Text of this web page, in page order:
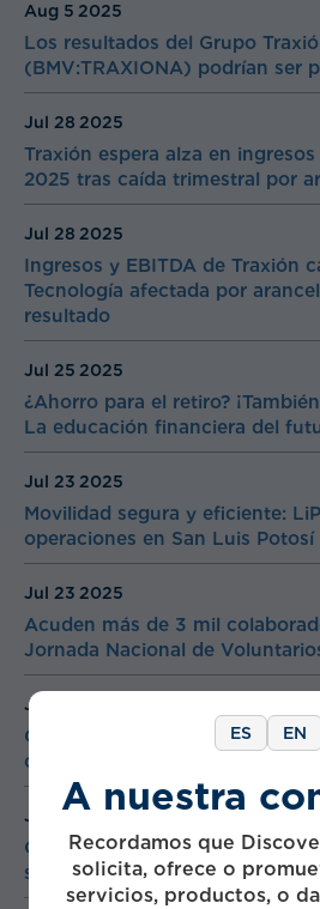
ES EN
A nuestra
Recordamos que
solicita, ofrece o
servicios, productos, o
Los resultados del Grupo
(BMV:TRAXIONA) podrían ser
Aug 5 2025
Traxión espera alza en ingresos
2025 tras caída trimestral por
Jul 28 2025
Ingresos y EBITDA de Traxión
Tecnología afectada por
resultado
Jul 28 2025
¿Ahorro para el retiro?
La educación financiera del
Jul 25 2025
Movilidad segura y eficiente:
operaciones en San Luis Potosí
Jul 23 2025
Acuden más de 3 mil
Jornada Nacional de
Jul 23 2025
Grupo Traxión y V Modal van
clientes para el intermoda
Jun 16
Quálitas y KidZania celebran el
su alianza “Socios con
Jun 9 2025